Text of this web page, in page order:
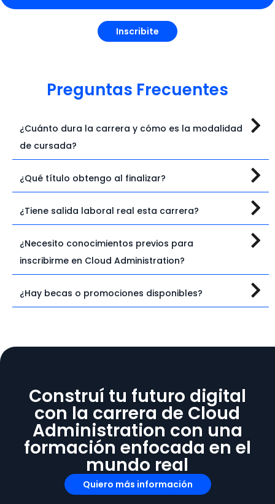
Inscribite
Preguntas Frecuentes
¿Cuánto dura la carrera y cómo es la modalidad
de cursada?
¿Qué título obtengo al finalizar?
¿Tiene salida laboral real esta carrera?
¿Necesito conocimientos previos para
inscribirme en Cloud Administration?
¿Hay becas o promociones disponibles?
Construí tu futuro digital
con la carrera de Cloud
Administration con una
formación enfocada en el
mundo real
Quiero más información